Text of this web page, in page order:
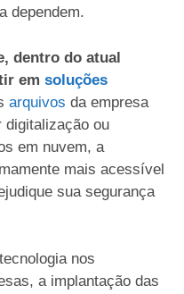
dependem.
dentro do atual
em soluções
arquivos da empresa
digitalização ou
em nuvem, a
mais acessível
sua segurança
nos
a implantação das